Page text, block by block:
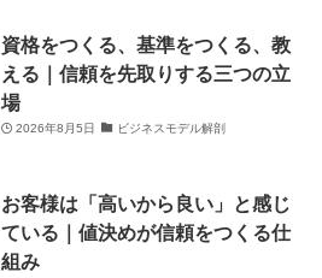
資格をつくる、基準をつくる、教
える｜信頼を先取りする三つの立
場
2026年8月5日 ビジネスモデル解剖
お客様は「高いから良い」と感じ
ている｜値決めが信頼をつくる仕
組み